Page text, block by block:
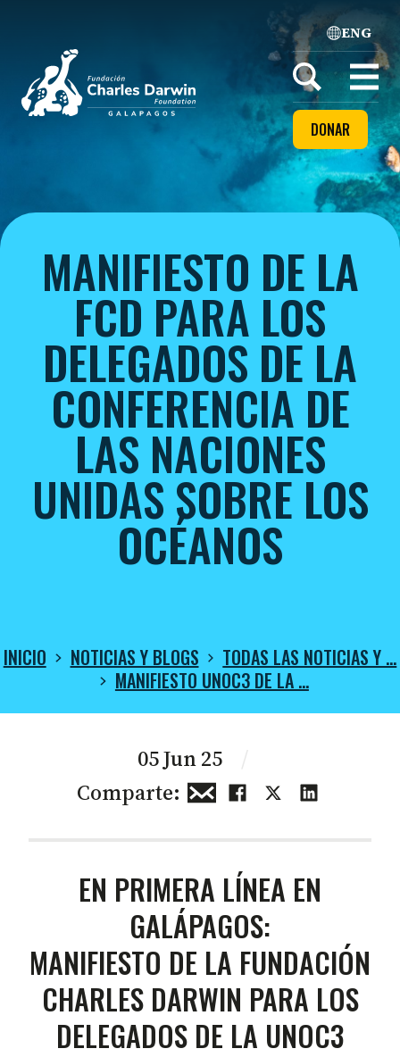
Home
ENG
Open
menu
DONAR
MANIFIESTO DE LA
FCD PARA LOS
DELEGADOS DE LA
CONFERENCIA DE
LAS NACIONES
UNIDAS SOBRE LOS
OCÉANOS
INICIO NOTICIAS Y BLOGS
TODAS LAS NOTICIAS Y …
MANIFIESTO UNOC3 DE LA …
05 Jun 25
Comparte:
EN PRIMERA LÍNEA EN
GALÁPAGOS:
MANIFIESTO DE LA FUNDACIÓN
CHARLES DARWIN PARA LOS
DELEGADOS DE LA UNOC3